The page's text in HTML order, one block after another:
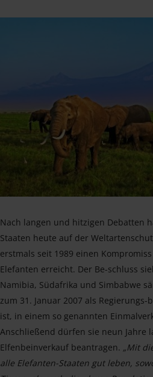
Nach langen und hitzigen Debatten
Staaten heute auf der
erstmals seit 1989 einen
Elefanten erreicht. Der Be-schluss
Namibia, Südafrika und Simbabwe
zum 31. Januar 2007 als
ist, in einem so genannten
Anschließend dürfen sie neun Jahre
Elfenbeinverkauf beantragen. „Mit
alle Elefanten-Staaten gut leben,